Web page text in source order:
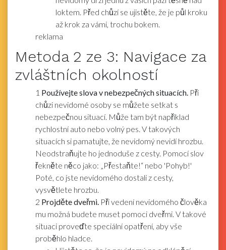
loktem. Před chůzí se ujistěte, že je půl kroku
až krok za vámi, trochu bokem.
reklama
Metoda 2 ze 3: Navigace za
zvláštních okolností
1 Používejte slova v nebezpečných situacích. Při
chůzi nevidomé osoby se můžete setkat s
nebezpečnou situací. Může tam být například
rychlostní auto nebo volný pes. V takových
situacích si pamatujte, že nevidomý nevidí hrozbu.
Neodstraňujte ho jednoduše z cesty. Pomocí slov
řekněte něco jako: „Přestaňte!“ nebo 'Pohyb!'
Poté, co jste nevidomého dostali z cesty,
vysvětlete hrozbu.
2 Projděte dveřmi. Při vedení nevidomého člověka
mu možná budete muset pomoci dveřmi. V takové
situaci proveďte speciální opatření, aby vše
proběhlo hladce.